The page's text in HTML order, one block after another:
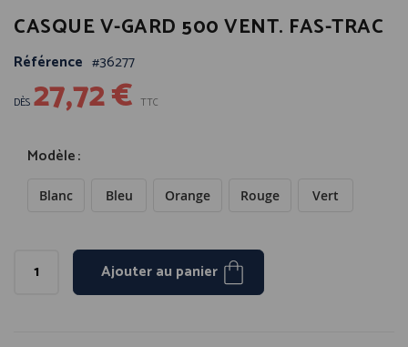
au
de
Galerie
CASQUE V-GARD 500 VENT. FAS-TRAC
Référence 36277
DÈS 27,72 € TTC
Modèle
Blanc Bleu Orange Rouge Vert
Ajouter au panier